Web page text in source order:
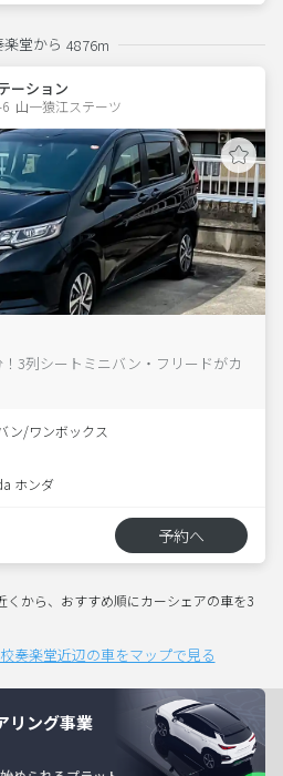
堂から 4876m
ーション
山一猿江ステーツ
3列シートミニバン・フリードがカ
ン/ワンボックス
ホンダ
予約へ
から、おすすめ順にカーシェアの車を3
奏楽堂近辺の車をマップで見る
リング事業